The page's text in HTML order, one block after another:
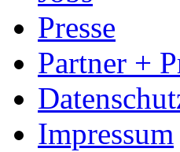
Presse
Partner +
Impressum